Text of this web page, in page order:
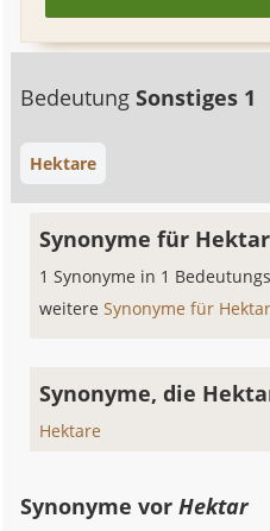
BedeutungSonstiges 1
Hektare
Synonyme für Hektar
1 Synonyme in 1
weitereSynonyme für
Synonyme, die
Hektare
Synonyme vorHektar